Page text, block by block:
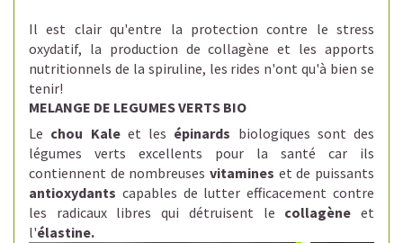
Il est clair qu'entre la protection contre le stress
oxydatif, la production de collagène et les apports
nutritionnels de la spiruline, les rides n'ont qu'à bien se
tenir!
MELANGE DE LEGUMES VERTS BIO
Le chou Kaleet les épinards biologiques sont des
légumes verts excellents pour la santé car ils
contiennent de nombreuses vitamines et de puissants
antioxydants capables de lutter efficacement contre
les radicaux libres qui détruisent le collagène et
l'élastine.